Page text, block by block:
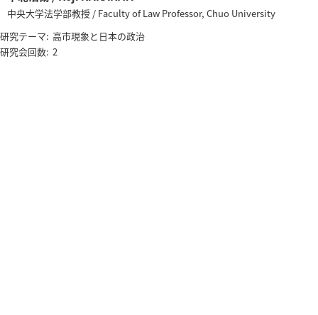
中央大学法学部教授 / Faculty of Law Professor, Chuo University
研究テーマ: 高市現象と日本の政治
研究会回数: 2